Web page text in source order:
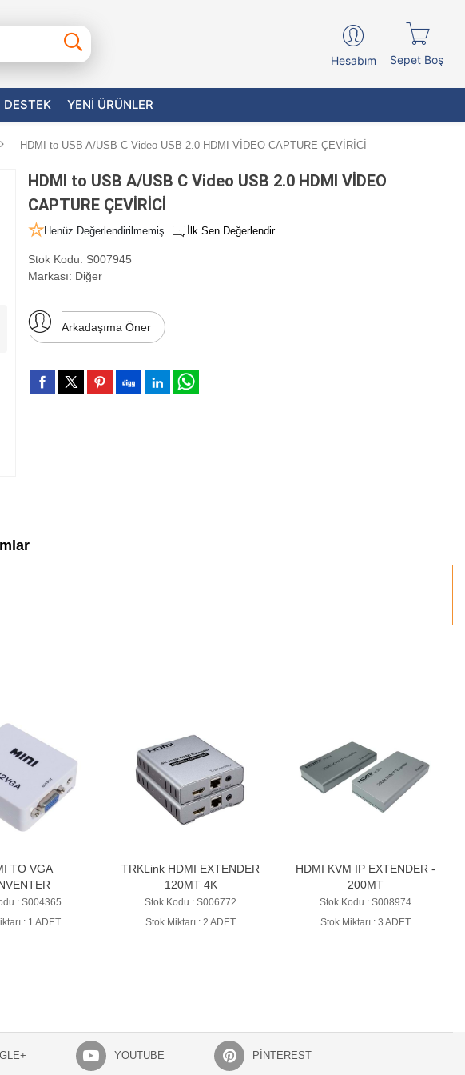
Hesabım Sepet Boş
DESTEK YENİ ÜRÜNLER
HDMI to USB A/USB C Video USB 2.0 HDMI VİDEO CAPTURE ÇEVİRİCİ
HDMI to USB A/USB C Video USB 2.0 HDMI VİDEO
CAPTURE ÇEVİRİCİ
Henüz Değerlendirilmemiş İlk Sen Değerlendir
Stok Kodu: S007945
Markası: Diğer
Arkadaşıma Öner
TO VGA
: S004365
: 1 ADET
TRKLink HDMI EXTENDER
120MT 4K
Stok Kodu : S006772
Stok Miktarı : 2 ADET
HDMI KVM IP EXTENDER -
200MT
Stok Kodu : S008974
Stok Miktarı : 3 ADET
YOUTUBE PINTEREST